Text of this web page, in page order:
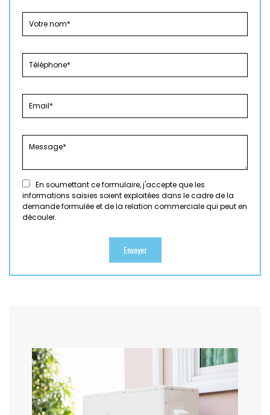
En soumettant ce formulaire, j'accepte que les
informations saisies soient exploitées dans le cadre de la
demande formulée et de la relation commerciale qui peut en
découler.